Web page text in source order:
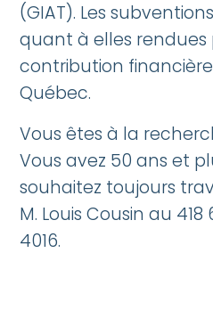
(GIAT). Les
quant à elles rendues
contribution
Québec.
Vous êtes à la
Vous avez 50 ans et
souhaitez toujours
M. Louis Cousin au
4016.